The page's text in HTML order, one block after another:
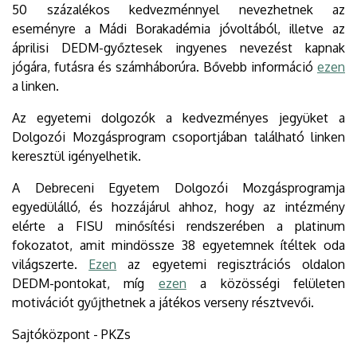
50 százalékos kedvezménnyel nevezhetnek az
eseményre a Mádi Borakadémia jóvoltából, illetve az
áprilisi DEDM-győztesek ingyenes nevezést kapnak
jógára, futásra és számháborúra. Bővebb információ ezen
a linken.
Az egyetemi dolgozók a kedvezményes jegyüket a
Dolgozói Mozgásprogram csoportjában található linken
keresztül igényelhetik.
A Debreceni Egyetem Dolgozói Mozgásprogramja
egyedülálló, és hozzájárul ahhoz, hogy az intézmény
elérte a FISU minősítési rendszerében a platinum
fokozatot, amit mindössze 38 egyetemnek ítéltek oda
világszerte. Ezen az egyetemi regisztrációs oldalon
DEDM-pontokat, míg ezen a közösségi felületen
motivációt gyűjthetnek a játékos verseny résztvevői.
Sajtóközpont - PKZs